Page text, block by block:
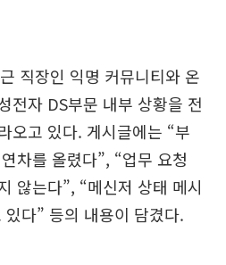
직장인 익명 커뮤니티와 온
전자 DS부문 내부 상황을 전
오고 있다. 게시글에는 “부
차를 올렸다”, “업무 요청
않는다”, “메신저 상태 메시
있다” 등의 내용이 담겼다.